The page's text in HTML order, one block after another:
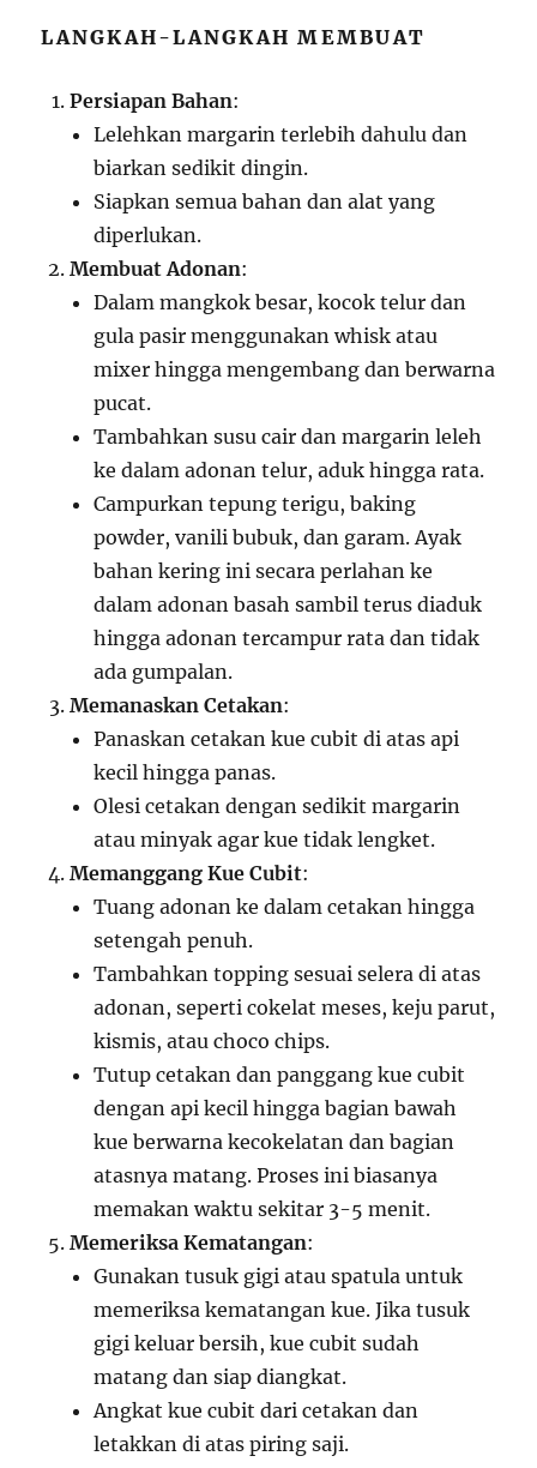
LANGKAH-LANGKAH MEMBUAT
Persiapan Bahan:
Lelehkan margarin terlebih dahulu dan
biarkan sedikit dingin.
Siapkan semua bahan dan alat yang
diperlukan.
Membuat Adonan:
Dalam mangkok besar, kocok telur dan
gula pasir menggunakan whisk atau
mixer hingga mengembang dan berwarna
pucat.
Tambahkan susu cair dan margarin leleh
ke dalam adonan telur, aduk hingga rata.
Campurkan tepung terigu, baking
powder, vanili bubuk, dan garam. Ayak
bahan kering ini secara perlahan ke
dalam adonan basah sambil terus diaduk
hingga adonan tercampur rata dan tidak
ada gumpalan.
Memanaskan Cetakan:
Panaskan cetakan kue cubit di atas api
kecil hingga panas.
Olesi cetakan dengan sedikit margarin
atau minyak agar kue tidak lengket.
Memanggang Kue Cubit:
Tuang adonan ke dalam cetakan hingga
setengah penuh.
Tambahkan topping sesuai selera di atas
adonan, seperti cokelat meses, keju parut,
kismis, atau choco chips.
Tutup cetakan dan panggang kue cubit
dengan api kecil hingga bagian bawah
kue berwarna kecokelatan dan bagian
atasnya matang. Proses ini biasanya
memakan waktu sekitar 3-5 menit.
Memeriksa Kematangan:
Gunakan tusuk gigi atau spatula untuk
memeriksa kematangan kue. Jika tusuk
gigi keluar bersih, kue cubit sudah
matang dan siap diangkat.
Angkat kue cubit dari cetakan dan
letakkan di atas piring saji.